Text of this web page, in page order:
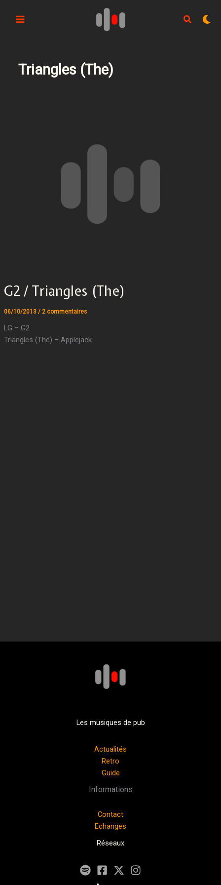
Triangles (The)
G2 / Triangles (The)
06/10/2013 / 2 commentaires
LG – G2
Triangles (The) – Applejack
Les musiques de pub
Actualités
Retro
Guide
Informations
Contact
Echanges
Réseaux